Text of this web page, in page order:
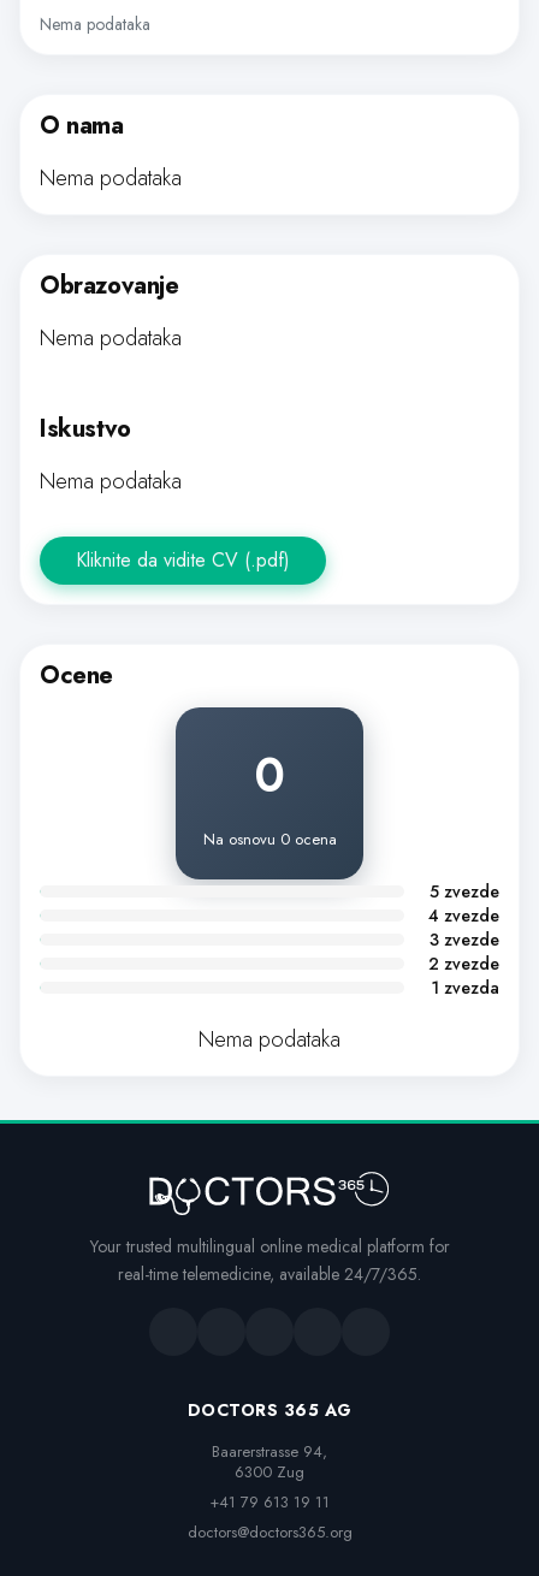
Nema podataka
O nama
Nema podataka
Obrazovanje
Nema podataka
Iskustvo
Nema podataka
Kliknite da vidite CV (.pdf)
Ocene
0
Na osnovu 0 ocena
5 zvezde
4 zvezde
3 zvezde
2 zvezde
1 zvezda
Nema podataka
Your trusted multilingual online medical platform for
real-time telemedicine, available 24/7/365.
DOCTORS 365 AG
Baarerstrasse 94,
6300 Zug
+41 79 613 19 11
doctors@doctors365.org